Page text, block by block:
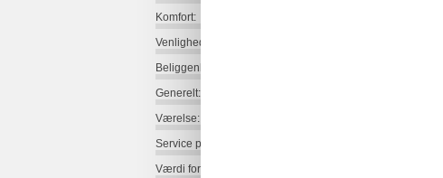
Komfort:
Venlighed:
Beliggenhed:
Generelt:
Værelse:
Service på stedet:
Værdi for pengene: